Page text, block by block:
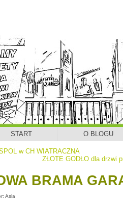
START O BLOGU
w CH WIATRACZNA
ZŁOTE GODŁO dla drzwi
BRAMA
Asia